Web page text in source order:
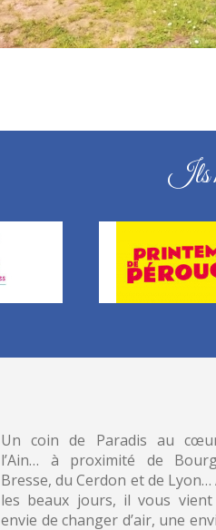
Ils
Un coin de Paradis au
l’Ain… à proximité de
Bresse, du Cerdon et de Lyon…
les beaux jours, il vous
envie de changer d’air, une